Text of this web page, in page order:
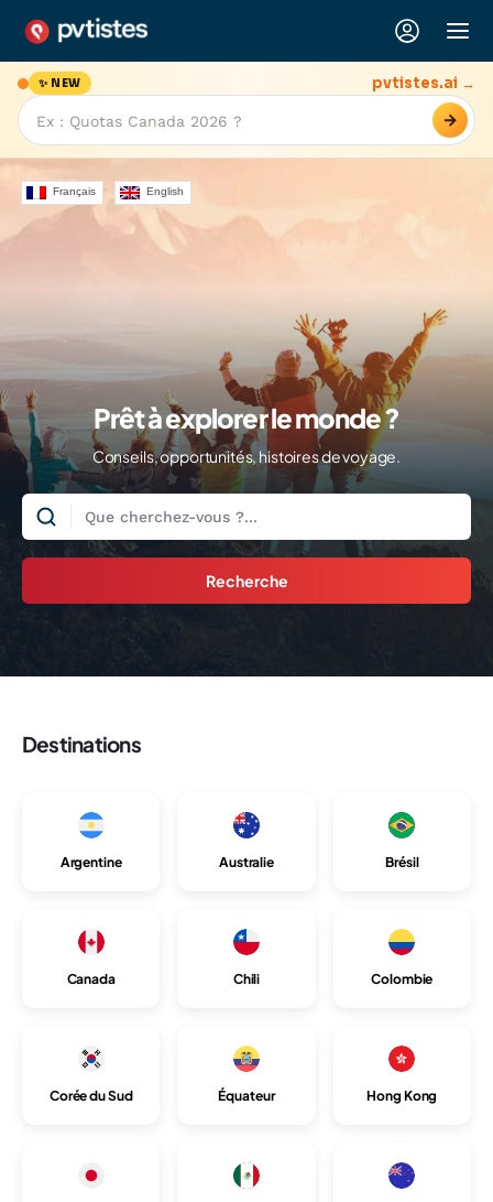
✨ NEW
→
pvtistes.ai →
Français English
Prêt à explorer le monde ?
Conseils, opportunités, histoires de voyage.
Recherche
Destinations
Argentine Australie Brésil
Canada Chili Colombie
Corée du Sud Équateur Hong Kong